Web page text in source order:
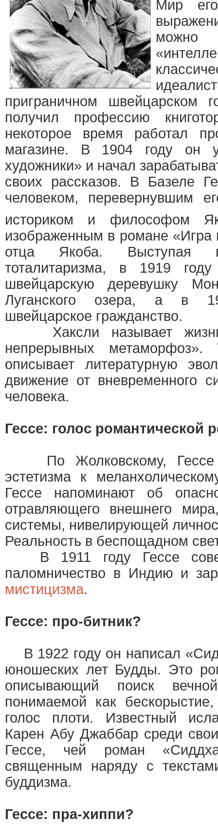
Мир
приграничном швейцарском
получил профессию
некоторое время работал
магазине. В 1904 году он
художники» и начал
своих рассказов. В Базеле
человеком, перевернувшим
историком и философом
изображенным в романе
отца Якоба. Выступая
тоталитаризма, в 1919
швейцарскую деревушку
Луганского озера, а в
швейцарское гражданство.
Хаксли называет жизнь
непрерывных метаморфоз».
описывает литературную
движение от вневременного
человека.
Гессе: голос романтической
По Жолковскому, Гессе
эстетизма к
Гессе напоминают об
отравляющего внешнего
системы, нивелирующей
Реальность в беспощадном
В 1911 году Гессе
паломничество в Индию и
мистицизма.
Гессе: про-битник?
В 1922 году он написал
юношеских лет Будды. Это
описывающий поиск
понимаемой как
голос плоти. Известный
Карен Абу Джаббар среди
Гессе, чей роман
священным наряду с
буддизма.
Гессе: пра-хиппи?